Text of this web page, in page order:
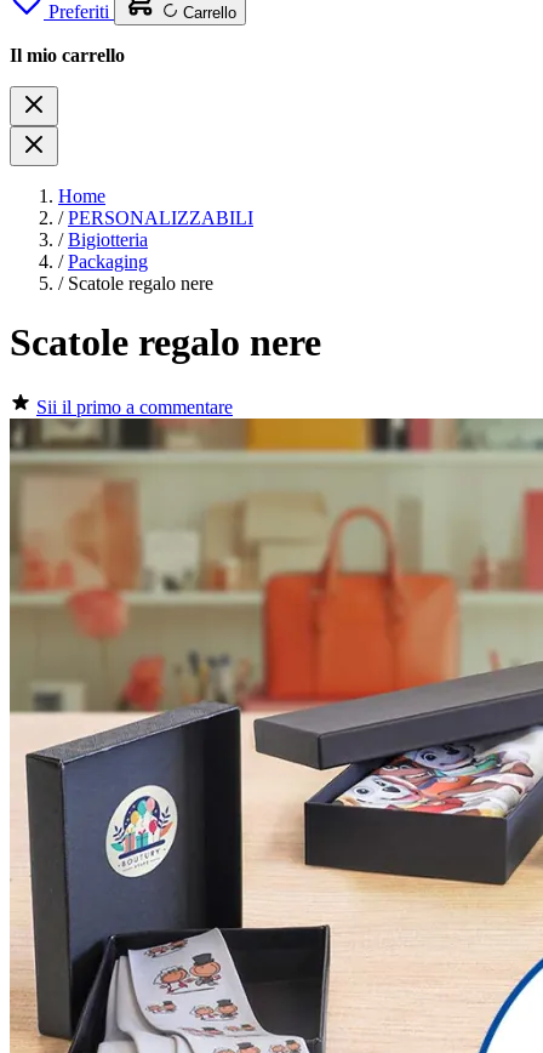
Preferiti Carrello
Il mio carrello
Home
/ PERSONALIZZABILI
/ Bigiotteria
/ Packaging
/ Scatole regalo nere
Scatole regalo nere
Sii il primo a commentare